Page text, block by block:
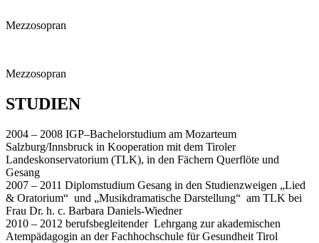
Mezzosopran
Mezzosopran
STUDIEN
2004 – 2008 IGP–Bachelorstudium am Mozarteum
Salzburg/Innsbruck in Kooperation mit dem Tiroler
Landeskonservatorium (TLK), in den Fächern Querflöte und
Gesang
2007 – 2011 Diplomstudium Gesang in den Studienzweigen „Lied
& Oratorium“ und „Musikdramatische Darstellung“ am TLK bei
Frau Dr. h. c. Barbara Daniels-Wiedner
2010 – 2012 berufsbegleitender Lehrgang zur akademischen
Atempädagogin an der Fachhochschule für Gesundheit Tirol